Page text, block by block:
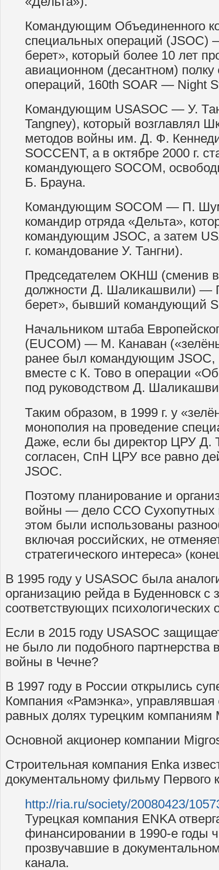
Командующим Объединенного
специальных операций (JSOC)
берет», который более 10 лет
авиационном (десантном)
операций, 160th SOAR — Night
Командующим USASOC — У.
Tangney), который возглавлял
методов войны им. Д. Ф.
SOCCENT, а в октябре 2000 г.
командующего SOCOM,
Б. Брауна.
Командующим SOCOM — П.
командир отряда «Дельта»,
командующим JSOC, а затем
г. командование У. Тангни).
Председателем ОКНШ (сменив в
должности Д. Шаликашвили) —
берет», бывший командующий
Начальником штаба
(EUCOM) — М. Канаван
ранее был командующим JSOC,
вместе с К. Тово в операции
под руководством Д.
Таким образом, в 1999 г. у
монополия на проведение
Даже, если бы директор ЦРУ Д.
согласен, СпН ЦРУ все равно
JSOC.
Поэтому планирование и
войны — дело ССО Сухопутных
этом были использованы
включая российских, не
стратегического интереса»
В 1995 году у USASOC была
организацию рейда в Буденновск с
соответствующих психологических
Если в 2015 году USASOC
не было ли подобного партнерства
войны в Чечне?
В 1997 году в России открылись
Компания «Рамэнка»,
равных долях турецким компаниям
Основной акционер компании
Строительная компания Enka
документальному фильму Первого
http://ria.ru/society/20080423/
Турецкая компания ENKA
финансировании в 1990-е годы
прозвучавшие в
канала.